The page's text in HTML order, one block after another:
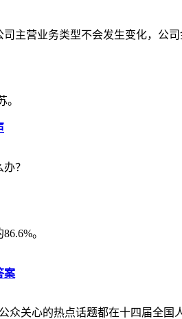
主营业务类型不会发生变化，公
。
？
。
案
众关心的热点话题都在十四届全国